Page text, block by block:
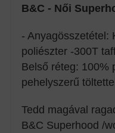
B&C - Női
- Anyagösszetétel:
poliészter -300T
Belső réteg: 100%
pehelyszerű
Tedd magával
B&C Superhood /